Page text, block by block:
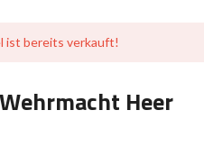
ist bereits verkauft!
Heer